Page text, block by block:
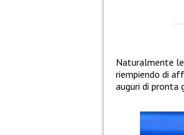
Naturalmente
riempiendo di
auguri di pronta